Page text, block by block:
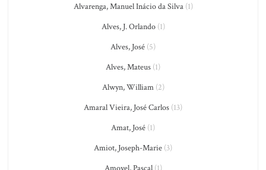
Alvarenga, Manuel Inácio da Silva(1)
Alves, J. Orlando(1)
Alves, José (5)
Alves, Mateus (1)
Alwyn, William(2)
Amaral Vieira, José Carlos (13)
Amat, José (1)
Amiot, Joseph-Marie (3)